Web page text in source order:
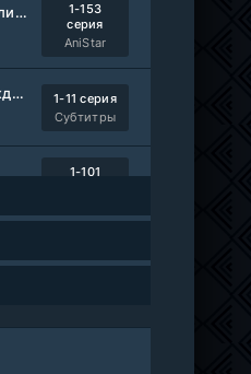
Мой Старший Брат слишком стабилен
1-153
серия
AniStar
Эй, режиссёр, подождите!
1-11 серия
Субтитры
1-101
1-8 серия
Власть в ночном городе. Книга третья: Юность Кэнена